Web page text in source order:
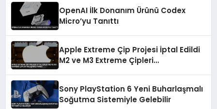
OpenAI İlk Donanım Ürünü Codex
Micro’yu Tanıttı
Apple Extreme Çip Projesi İptal Edildi
M2 ve M3 Extreme Çipleri
Sony PlayStation 6 Yeni Buharlaşmalı
Soğutma Sistemiyle Gelebilir